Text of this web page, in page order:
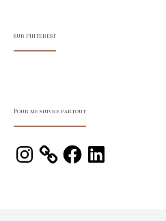
Sur Pinterest
Pour me suivre partout
Instagram FacebookLinkedIn